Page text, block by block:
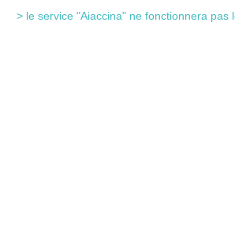
> le service "Aiaccina" ne fonctionnera pas